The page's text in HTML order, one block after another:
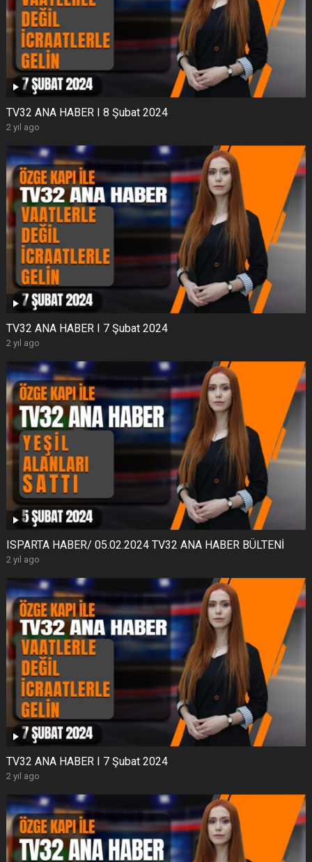
TV32 ANA HABER I 8 Şubat 2024
2 yıl ago
TV32 ANA HABER I 7 Şubat 2024
2 yıl ago
ISPARTA HABER/ 05.02.2024 TV32 ANA HABER BÜLTENİ
2 yıl ago
TV32 ANA HABER I 7 Şubat 2024
2 yıl ago